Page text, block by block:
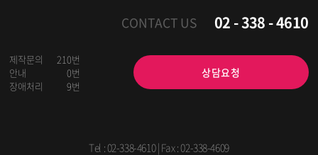
CONTACT US
제작문의
210번
안내
0번
장애처리
9번
02 - 338 - 4610
상담요청
Tel :02-338-4610| Fax : 02-338-4609